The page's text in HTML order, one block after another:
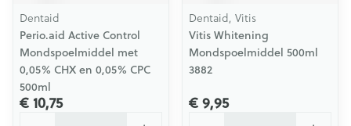
Dentaid
Perio.aid Active Control
Mondspoelmiddel met
0,05% CHX en 0,05% CPC
500ml
€ 10,75
Dentaid, Vitis
Vitis Whitening
Mondspoelmiddel 500ml
3882
€ 9,95